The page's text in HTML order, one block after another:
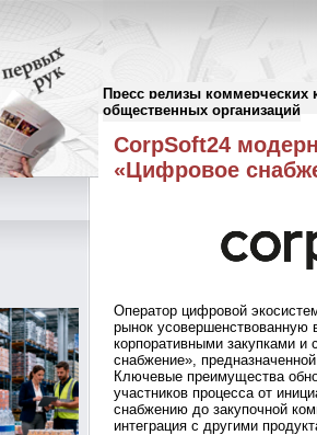
Пресс релизы коммерческих
общественных организаций
Пресс-релизы//
CorpSoft24
«Цифровое
Оператор цифровой
рынок усовершенствованную
корпоративными закупками
снабжение»,
Ключевые преимущества
участников процесса от
снабжению до закупочной
интеграция с другими